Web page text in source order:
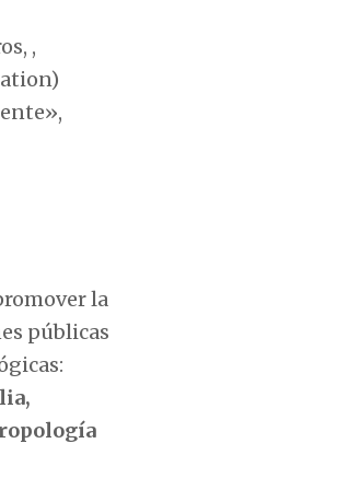
,
la
públicas